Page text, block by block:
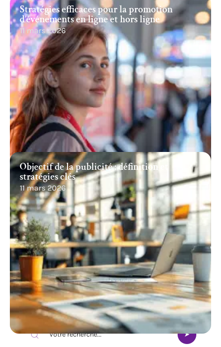
Stratégies efficaces pour la promotion
d’événements en ligne et hors ligne
11 mars 2026
Objectif de la publicité : définition et
stratégies clés
11 mars 2026
Recherche